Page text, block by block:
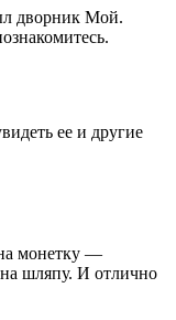
дворник Мой.
ее и другие
монетку —
шляпу. И отлично